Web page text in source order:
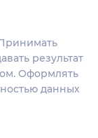
результат
Оформлять
данных